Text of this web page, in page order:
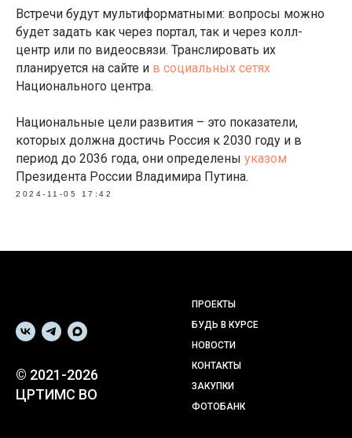
Встречи будут мультиформатными: вопросы можно
будет задать как через портал, так и через колл-
центр или по видеосвязи. Транслировать их
планируется на сайте и в социальных сетях
Национального центра.
Национальные цели развития – это показатели,
которых должна достичь Россия к 2030 году и в
период до 2036 года, они определены указом
Президента России Владимира Путина.
2024-11-05 17:42
© 2021-2026
ЦРТИМС ВО
ПРОЕКТЫ
БУДЬ В КУРСЕ
НОВОСТИ
КОНТАКТЫ
ЗАКУПКИ
ФОТОБАНК